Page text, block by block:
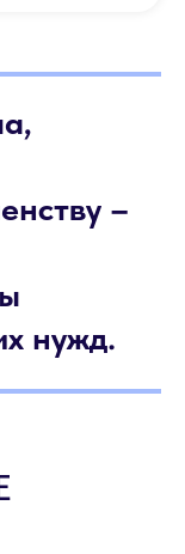
–
нужд.